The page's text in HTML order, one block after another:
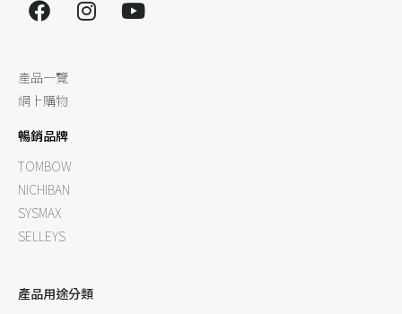
產品一覽
網上購物
暢銷品牌
TOMBOW
NICHIBAN
SYSMAX
SELLEYS
產品用途分類